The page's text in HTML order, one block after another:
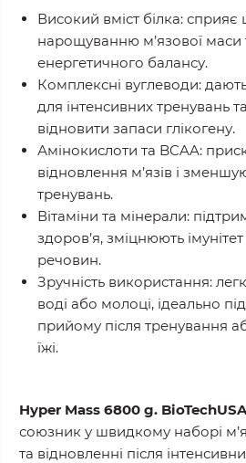
Високий вміст білка: сприяє
нарощуванню м’язової маси
енергетичного балансу.
Комплексні вуглеводи:
для інтенсивних тренувань
відновити запаси глікогену.
Амінокислоти та BCAA:
відновлення м’язів і
тренувань.
Вітаміни та мінерали:
здоров’я, зміцнюють
речовин.
Зручність використання:
воді або молоці, ідеально
прийому після тренування
їжі.
Hyper Mass 6800 g. BioTechUSA
союзник у швидкому наборі
та відновленні після